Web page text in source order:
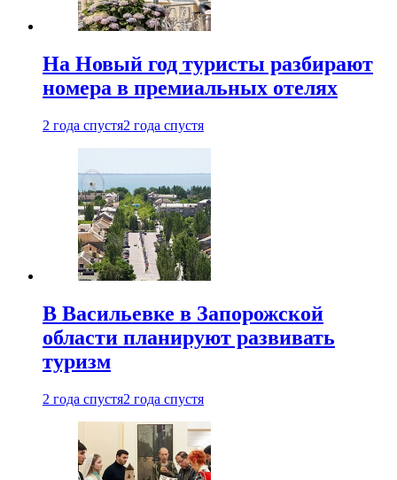
На Новый год туристы разбирают
номера в премиальных отелях
2 года спустя2 года спустя
В Васильевке в Запорожской
области планируют развивать
туризм
2 года спустя2 года спустя